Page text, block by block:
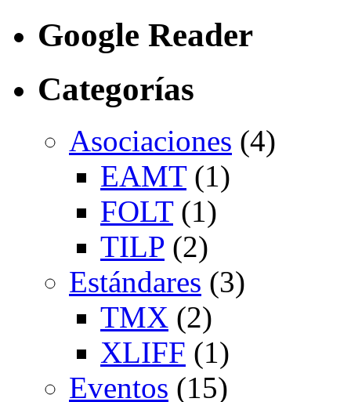
Google Reader
Categorías
Asociaciones (4)
EAMT(1)
FOLT(1)
TILP (2)
Estándares (3)
TMX (2)
XLIFF (1)
Eventos (15)